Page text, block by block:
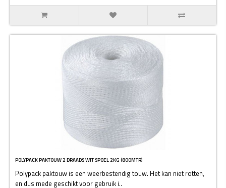
POLYPACK PAKTOUW 2 DRAADS WIT SPOEL 2KG (800MTR)
Polypack paktouw is een weerbestendig touw. Het kan niet rotten,
en dus mede geschikt voor gebruik i..